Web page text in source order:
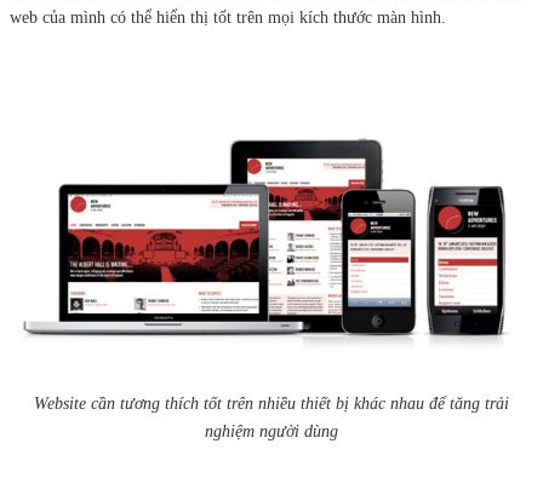
web của mình có thể hiển thị tốt trên mọi kích thước màn hình.
Website cần tương thích tốt trên nhiều thiết bị khác nhau để tăng trải
nghiệm người dùng